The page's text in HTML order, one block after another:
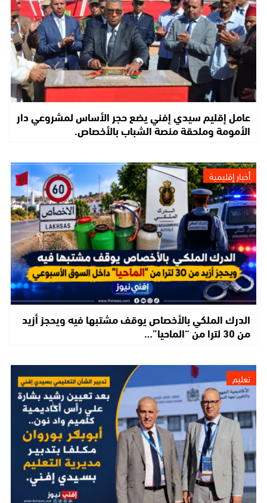
عامل إقليم سيدي إفني يضع حجر الأساس لمشروعي دار
الأمومة وملحقة منصة الشباب بالأخصاص.
أخبار إقليمية
الدرك الملكي بالأخصاص يوقف مشتبها فيه ويحجز أزيد
من 30 لترا من “الماحيا”…
تعليم